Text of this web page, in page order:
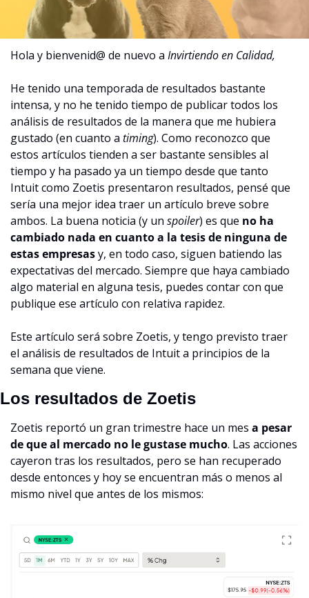
Hola y bienvenid@ de nuevo a Invirtiendo en Calidad,
He tenido una temporada de resultados bastante
intensa, y no he tenido tiempo de publicar todos los
análisis de resultados de la manera que me hubiera
gustado (en cuanto a timing). Como reconozco que
estos artículos tienden a ser bastante sensibles al
tiempo y ha pasado ya un tiempo desde que tanto
Intuit como Zoetis presentaron resultados, pensé que
sería una mejor idea traer un artículo breve sobre
ambos. La buena noticia (y un spoiler) es que no ha
cambiado nada en cuanto a la tesis de ninguna de
estas empresas y, en todo caso, siguen batiendo las
expectativas del mercado. Siempre que haya cambiado
algo material en alguna tesis, puedes contar con que
publique ese artículo con relativa rapidez.
Este artículo será sobre Zoetis, y tengo previsto traer
el análisis de resultados de Intuit a principios de la
semana que viene.
Los resultados de Zoetis
Zoetis reportó un gran trimestre hace un mes a pesar
de que al mercado no le gustase mucho. Las acciones
cayeron tras los resultados, pero se han recuperado
desde entonces y hoy se encuentran más o menos al
mismo nivel que antes de los mismos: